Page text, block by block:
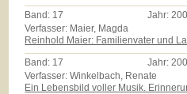
Band: 17 Jahr:
Verfasser: Maier, Magda
Reinhold Maier: Familienvater und
Band: 17 Jahr:
Verfasser: Winkelbach, Renate
Ein Lebensbild voller Musik.